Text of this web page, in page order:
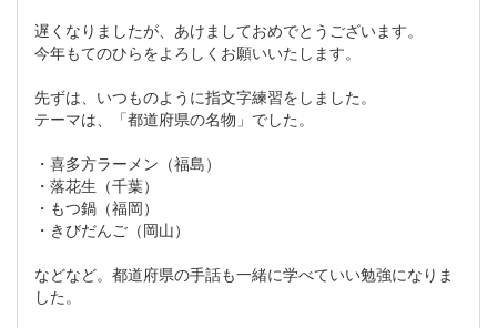
遅くなりましたが、あけましておめでとうございます。
今年もてのひらをよろしくお願いいたします。
先ずは、いつものように指文字練習をしました。
テーマは、「都道府県の名物」でした。
・喜多方ラーメン（福島）
・落花生（千葉）
・もつ鍋（福岡）
・きびだんご（岡山）
などなど。都道府県の手話も一緒に学べていい勉強になりま
した。